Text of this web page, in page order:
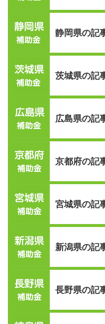
静岡県の記
茨城県の記
広島県の記
京都府の記
宮城県の記
新潟県の記
長野県の記